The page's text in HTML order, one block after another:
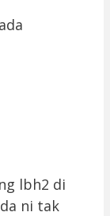
lbh2 di
ni tak